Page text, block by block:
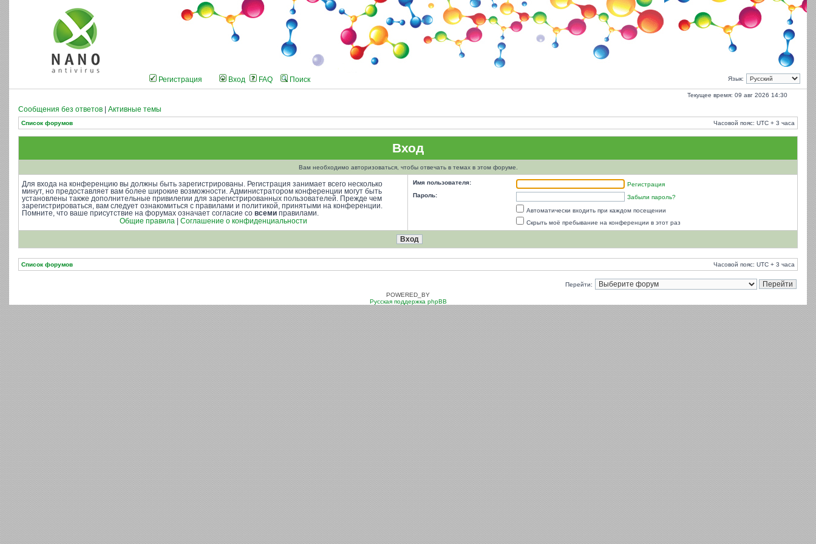
Язык:
Регистрация Вход FAQ Поиск
Текущее время: 09 авг 2026 14:30
Сообщения без ответов Активные темы
Список форумов Часовой пояс: UTC + 3 часа
Вход
Вам необходимо авторизоваться, чтобы отвечать в темах в этом форуме.
Для входа на конференцию вы должны быть зарегистрированы. Регистрация занимает всего несколько
минут, но предоставляет вам более широкие возможности. Администратором конференции могут быть
установлены также дополнительные привилегии для зарегистрированных пользователей. Прежде чем
зарегистрироваться, вам следует ознакомиться с правилами и политикой, принятыми на конференции.
Помните, что ваше присутствие на форумах означает согласие со всеми правилами.
Общие правила
Соглашение о конфиденциальности
Имя пользователя:
Регистрация
Пароль:
Забыли пароль?
Автоматически входить при каждом посещении
Скрыть моё пребывание на конференции в этот раз
Список форумов Часовой пояс: UTC + 3 часа
Перейти:
POWERED_BY
Русская поддержка phpBB